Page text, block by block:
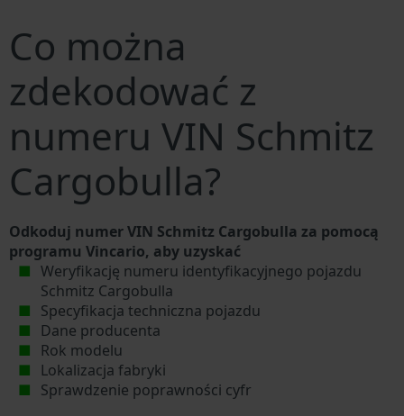
Co można
zdekodować z
numeru VIN Schmitz
Cargobulla?
Odkoduj numer VIN Schmitz Cargobulla za pomocą
programu Vincario, aby uzyskać
Weryfikację numeru identyfikacyjnego pojazdu
Schmitz Cargobulla
Specyfikacja techniczna pojazdu
Dane producenta
Rok modelu
Lokalizacja fabryki
Sprawdzenie poprawności cyfr